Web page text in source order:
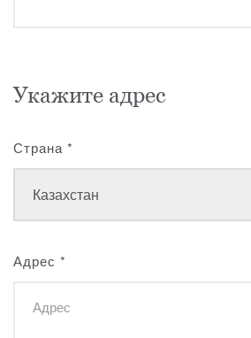
Укажите адрес
Страна *
Адрес *